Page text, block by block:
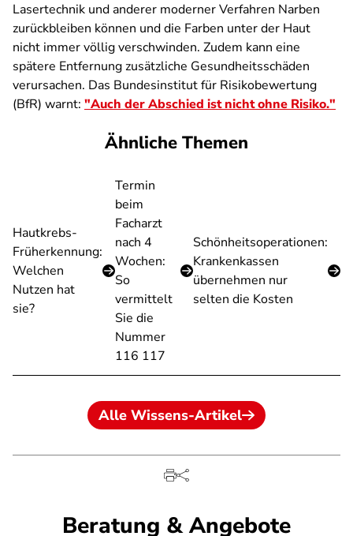
Lasertechnik und anderer moderner Verfahren Narben
zurückbleiben können und die Farben unter der Haut
nicht immer völlig verschwinden. Zudem kann eine
spätere Entfernung zusätzliche Gesundheitsschäden
verursachen. Das Bundesinstitut für Risikobewertung
(BfR) warnt: "Auch der Abschied ist nicht ohne Risiko."
Ähnliche Themen
Hautkrebs-
Früherkennung:
Welchen
Nutzen hat
sie?
Termin
beim
Facharzt
nach 4
Wochen:
So
vermittelt
Sie die
Nummer
116 117
Schönheitsoperationen:
Krankenkassen
übernehmen nur
selten die Kosten
Alle Wissens-Artikel
Beratung & Angebote